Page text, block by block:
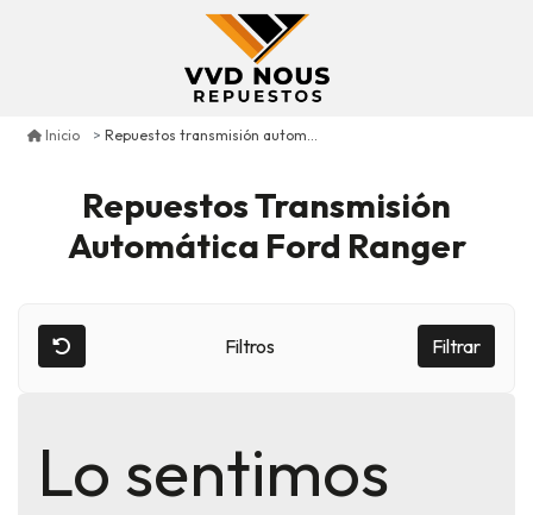
Inicio Repuestos transmisión automática ford ranger
Repuestos Transmisión
Automática Ford Ranger
Filtros Filtrar
Lo sentimos